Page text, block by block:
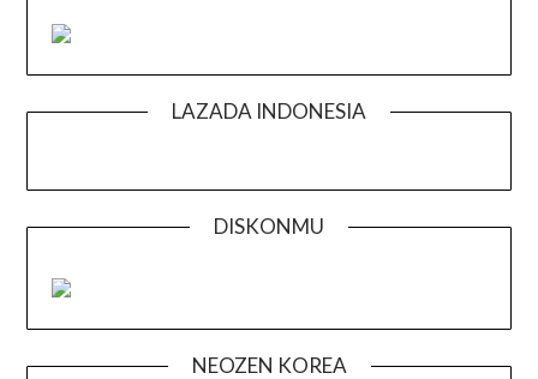
LAZADA INDONESIA
DISKONMU
NEOZEN KOREA